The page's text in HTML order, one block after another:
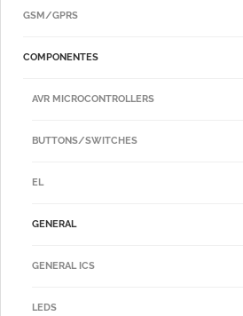
GSM/GPRS
COMPONENTES
AVR MICROCONTROLLERS
BUTTONS/SWITCHES
EL
GENERAL
GENERAL ICS
LEDS